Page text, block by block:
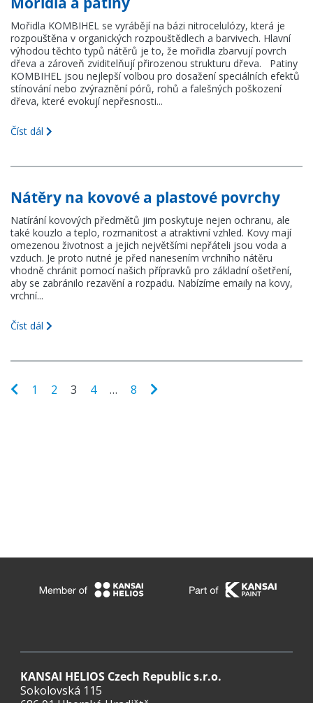
Mořidla KOMBIHEL se vyrábějí na bázi nitrocelulózy, která je
rozpouštěna v organických rozpouštědlech a barvivech. Hlavní
výhodou těchto typů nátěrů je to, že mořidla zbarvují povrch
dřeva a zároveň zviditelňují přirozenou strukturu dřeva. Patiny
KOMBIHEL jsou nejlepší volbou pro dosažení speciálních efektů
stínování nebo zvýraznění pórů, rohů a falešných poškození
dřeva, které evokují nepřesnosti...
Číst dál
Nátěry na kovové a plastové povrchy
Natírání kovových předmětů jim poskytuje nejen ochranu, ale
také kouzlo a teplo, rozmanitost a atraktivní vzhled. Kovy mají
omezenou životnost a jejich největšími nepřáteli jsou voda a
vzduch. Je proto nutné je před nanesením vrchního nátěru
vhodně chránit pomocí našich přípravků pro základní ošetření,
aby se zabránilo rezavění a rozpadu. Nabízíme emaily na kovy,
vrchní...
Číst dál
1 2 3 4 … 8
KANSAI HELIOS Czech Republic s.r.o.
Sokolovská 115